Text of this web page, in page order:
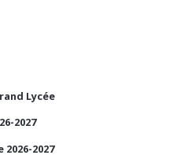
Lycée
2027
2027